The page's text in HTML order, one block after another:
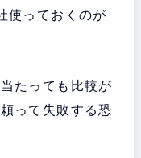
使っておくのが
たっても比較が
って失敗する恐